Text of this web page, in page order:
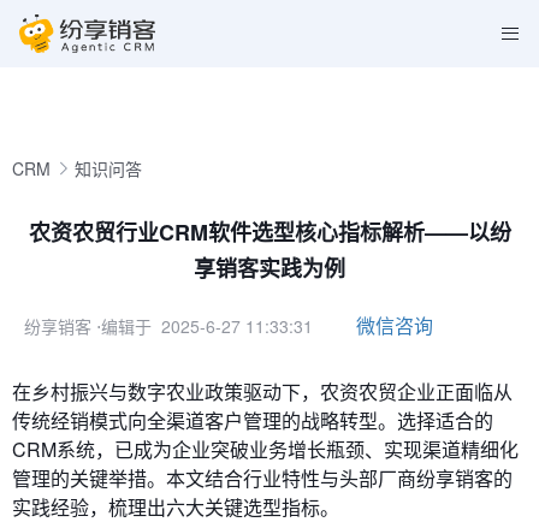
CRM 知识问答
农资农贸行业CRM软件选型核心指标解析——以纷
享销客实践为例
纷享销客 ⋅编辑于 2025-6-27 11:33:31 微信咨询
在乡村振兴与数字农业政策驱动下，农资农贸企业正面临从
传统经销模式向全渠道客户管理的战略转型。选择适合的
CRM系统，已成为企业突破业务增长瓶颈、实现渠道精细化
管理的关键举措。本文结合行业特性与头部厂商纷享销客的
实践经验，梳理出六大关键选型指标。